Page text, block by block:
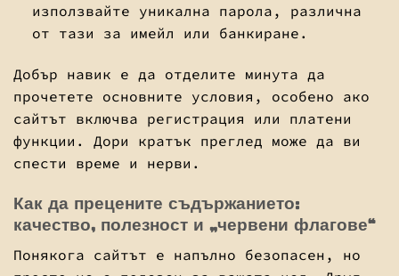
използвайте уникална парола, различна
от тази за имейл или банкиране.
Добър навик е да отделите минута да
прочетете основните условия, особено ако
сайтът включва регистрация или платени
функции. Дори кратък преглед може да ви
спести време и нерви.
Как да прецените съдържанието:
качество, полезност и „червени флагове“
Понякога сайтът е напълно безопасен, но